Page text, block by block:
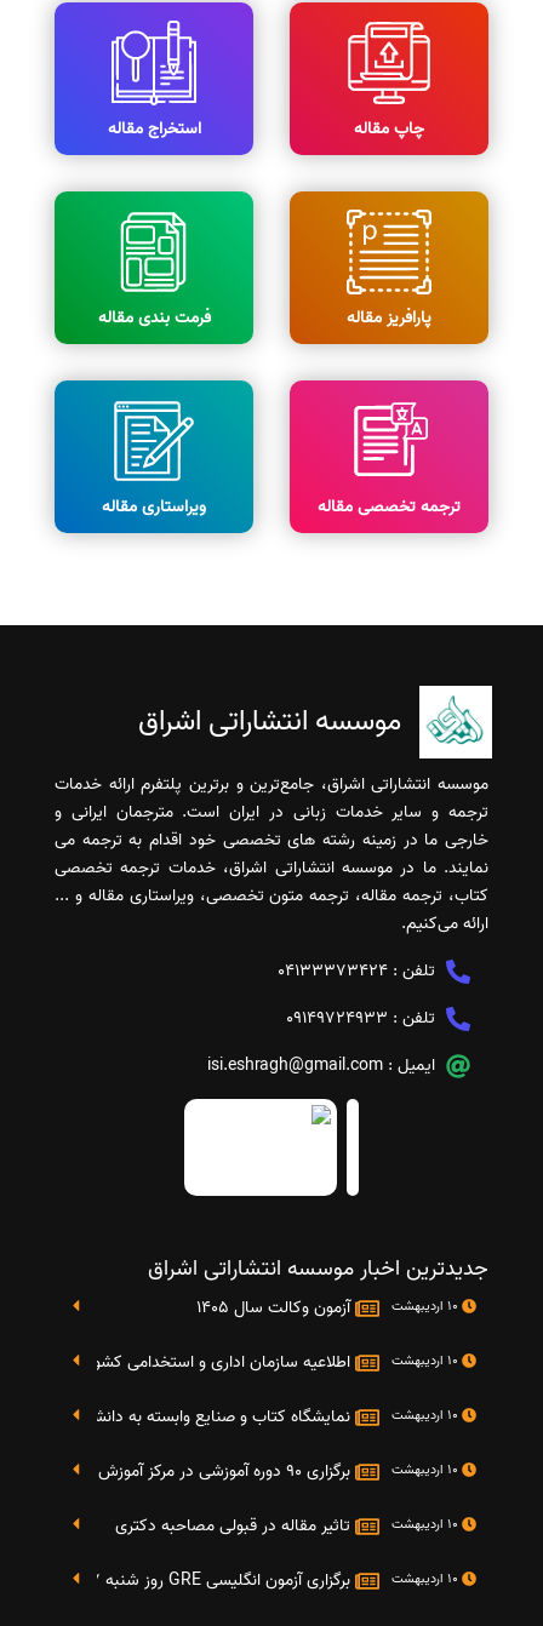
چاپ مقاله استخراج مقاله
پارافریز مقاله فرمت بندی مقاله
ترجمه تخصصی مقاله ویراستاری مقاله
موسسه انتشاراتی اشراق
موسسه انتشاراتی اشراق، جامع‌ترین و برترین پلتفرم ارائه خدمات
ترجمه و سایر خدمات زبانی در ایران است. مترجمان ایرانی و
خارجی ما در زمینه رشته های تخصصی خود اقدام به ترجمه می
نمایند. ما در موسسه انتشاراتی اشراق، خدمات ترجمه تخصصی
کتاب، ترجمه مقاله، ترجمه متون تخصصی، ویراستاری مقاله و ...
ارائه می‌کنیم.
تلفن : 04133373424
تلفن : 09149724933
ایمیل : isi.eshragh@gmail.com
جدیدترین اخبار موسسه انتشاراتی اشراق
آزمون وکالت سال 1405
اطلاعیه سازمان اداری و استخدامی کشور در خصوص
نمایشگاه کتاب و صنایع وابسته به دانشگاه صنعتی شریف 4 الی 8 مهر
برگزاری 90 دوره آموزشی در مرکز آموزش فرهنگی دانشگاه علامه
تاثیر مقاله در قبولی مصاحبه دکتری
برگزاری آزمون انگلیسی GRE روز شنبه 27 شهریور(مقارن با 17 سپتامبر 2016)